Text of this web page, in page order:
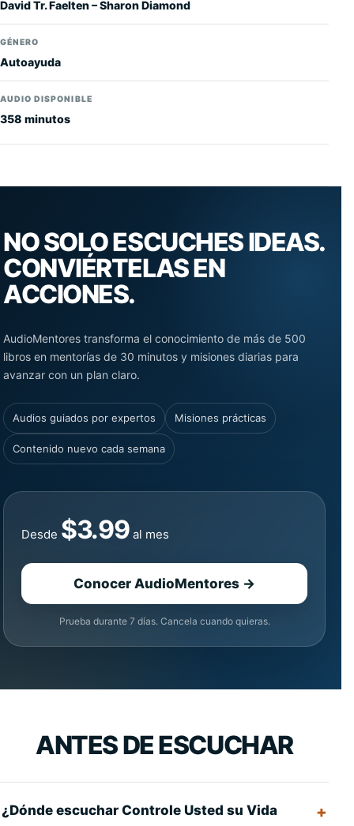
David Tr. Faelten – Sharon Diamond
GÉNERO
Autoayuda
AUDIO DISPONIBLE
358 minutos
NO SOLO ESCUCHES IDEAS.
CONVIÉRTELAS EN
ACCIONES.
AudioMentores transforma el conocimiento de más de 500
libros en mentorías de 30 minutos y misiones diarias para
avanzar con un plan claro.
Audios guiados por expertos Misiones prácticas
Contenido nuevo cada semana
Desde $3.99al mes
Conocer AudioMentores →
Prueba durante 7 días. Cancela cuando quieras.
ANTES DE ESCUCHAR
¿Dónde escuchar Controle Usted su Vida